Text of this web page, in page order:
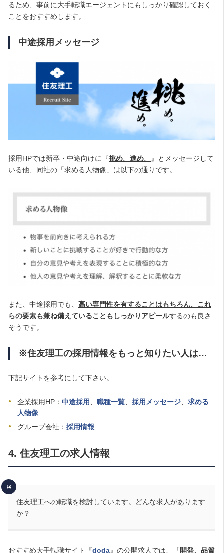
るため、事前に大手転職エージェントにもしっかり確認しておく
ことをおすすめします。
中途採用メッセージ
採用HPでは新卒・中途向けに『挑め。進め。
』とメッセージして
いる他、同社の「求める人物像」は以下の通りです。
また、中途採用でも、 高い専門性を有することはもちろん、これ
らの要素も兼ね備えていることもしっかりアピールするのも良さ
そうです。
※住友理工の採用情報をもっと知りたい人は…
下記サイトを参考にして下さい。
企業採用HP： 中途採用 職種一覧 採用メッセージ
求める
人物像
グループ会社： 採用情報
4. 住友理工の求人情報
住友理工への転職を検討しています。どんな求人があります
か？
おすすめ大手転職サイト『doda』の公開求人では、 「開発、品質